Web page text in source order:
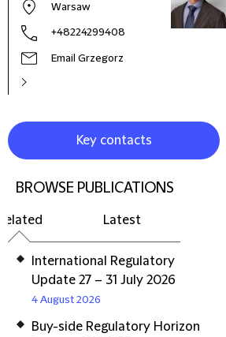
Warsaw
+48224299408
Email Grzegorz
Key contacts
BROWSE PUBLICATIONS
Latest
International Regulatory
Update 27 – 31 July 2026
4 August 2026
Buy-side Regulatory Horizon